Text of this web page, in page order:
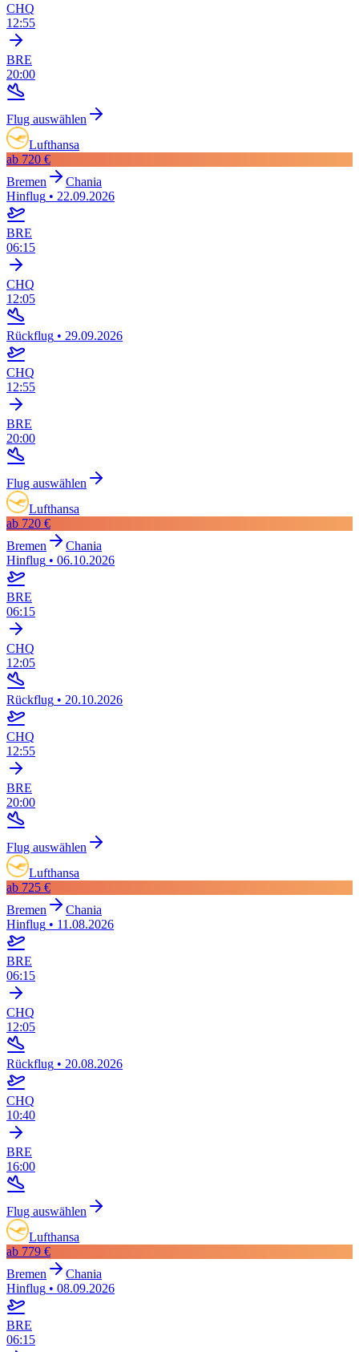
CHQ
12:55
BRE
20:00
Flug auswählen
Lufthansa
ab 720 €
Bremen
Chania
Hinflug • 22.09.2026
BRE
06:15
CHQ
12:05
Rückflug • 29.09.2026
CHQ
12:55
BRE
20:00
Flug auswählen
Lufthansa
ab 720 €
Bremen
Chania
Hinflug • 06.10.2026
BRE
06:15
CHQ
12:05
Rückflug • 20.10.2026
CHQ
12:55
BRE
20:00
Flug auswählen
Lufthansa
ab 725 €
Bremen
Chania
Hinflug • 11.08.2026
BRE
06:15
CHQ
12:05
Rückflug • 20.08.2026
CHQ
10:40
BRE
16:00
Flug auswählen
Lufthansa
ab 779 €
Bremen
Chania
Hinflug • 08.09.2026
BRE
06:15